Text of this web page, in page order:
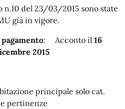
n.10 del 23/03/2015 sono state
già in vigore.
: Acconto il 16
2015
principale solo cat.
pertinenze